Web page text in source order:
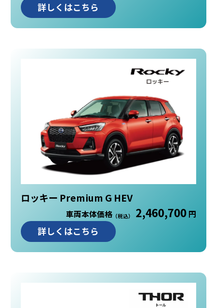
詳しくはこちら
ロッキー Premium G HEV
車両本体価格（税込） 2,460,700円
詳しくはこちら